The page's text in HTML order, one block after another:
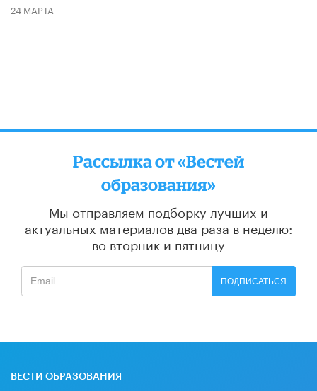
24 МАРТА
Рассылка от «Вестей
образования»
Мы отправляем подборку лучших и
актуальных материалов два раза в неделю:
во вторник и пятницу
ПОДПИСАТЬСЯ
ВЕСТИ ОБРАЗОВАНИЯ